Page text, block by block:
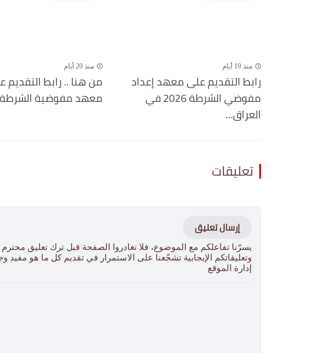
منذ 19 أيام
رابط التقديم على معهد إعداد
مفوضي الشرطة 2026 في
العراق...
منذ 20 أيام
من هنا .. رابط التقديم
معهد مفوضية الشرطة 2026...
تعليقات
إرسال تعليق
يسرّنا تفاعلكم مع الموضوع، فلا تغادروا الصفحة قبل ترك تعليق
وتعليقاتكم الإيجابية تشجّعنا على الاستمرار في تقديم كل ما هو
إدارة الموقع